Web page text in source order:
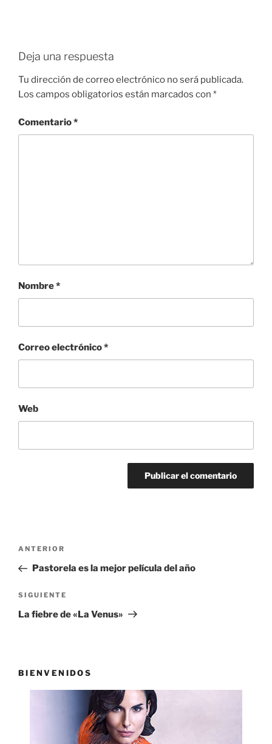
Deja una respuesta
Tu dirección de correo electrónico no será publicada.
Los campos obligatorios están marcados con *
Comentario*
Nombre*
Correo electrónico*
Web
Navegación
entradas
Entrada
anterior:
ANTERIOR
Pastorela es la mejor película del año
Siguiente
entrada
SIGUIENTE
La fiebre de «La Venus»
BIENVENIDOS